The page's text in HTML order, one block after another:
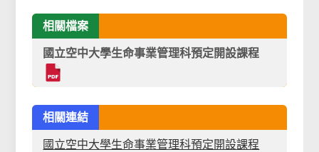
相關檔案
國立空中大學生命事業管理科預定開設課程
相關連結
國立空中大學生命事業管理科預定開設課程